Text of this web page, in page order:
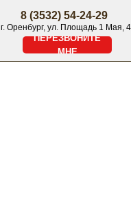
ПЕРЕЗВОНИТЕ
МНЕ
8 (3532) 54-24-29
г. Оренбург, ул. Площадь 1 Мая, 4